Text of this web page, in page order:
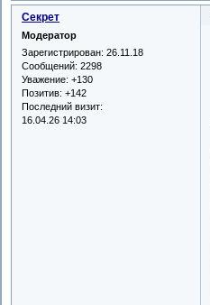
Секрет
Модератор
Зарегистрирован: 26.11.18
Сообщений: 2298
Уважение: +130
Позитив: +142
Последний визит:
16.04.26 14:03